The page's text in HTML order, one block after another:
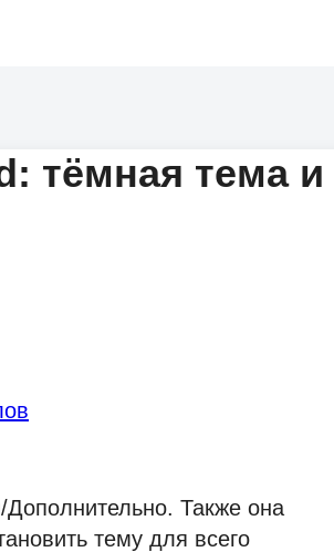
тёмная тема и
Также она
тему для всего